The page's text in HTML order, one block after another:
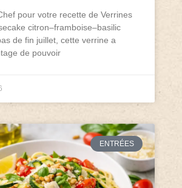
pour votre recette de Verrines
citron–framboise–basilic
de fin juillet, cette verrine a
de pouvoir
ENTRÉES